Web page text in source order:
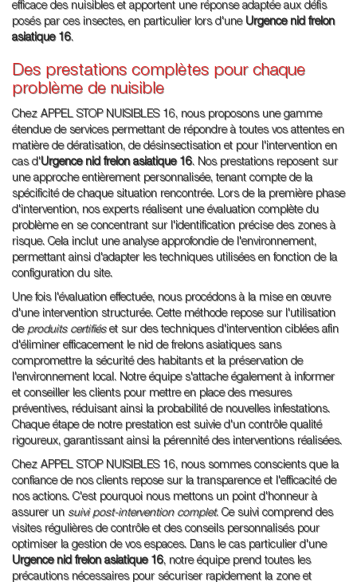
efficace des nuisibles et apportent une réponse adaptée aux défis
posés par ces insectes, en particulier lors d'une Urgence nid frelon
asiatique 16.
Des prestations complètes pour chaque
problème de nuisible
Chez APPEL STOP NUISIBLES 16, nous proposons une gamme
étendue de services permettant de répondre à toutes vos attentes en
matière de dératisation, de désinsectisation et pour l'intervention en
cas d'Urgence nid frelon asiatique 16. Nos prestations reposent sur
une approche entièrement personnalisée, tenant compte de la
spécificité de chaque situation rencontrée. Lors de la première phase
d'intervention, nos experts réalisent une évaluation complète du
problème en se concentrant sur l'identification précise des zones à
risque. Cela inclut une analyse approfondie de l'environnement,
permettant ainsi d'adapter les techniques utilisées en fonction de la
configuration du site.
Une fois l'évaluation effectuée, nous procédons à la mise en œuvre
d'une intervention structurée. Cette méthode repose sur l'utilisation
de produits certifiéset sur des techniques d'intervention ciblées afin
d'éliminer efficacement le nid de frelons asiatiques sans
compromettre la sécurité des habitants et la préservation de
l'environnement local. Notre équipe s'attache également à informer
et conseiller les clients pour mettre en place des mesures
préventives, réduisant ainsi la probabilité de nouvelles infestations.
Chaque étape de notre prestation est suivie d'un contrôle qualité
rigoureux, garantissant ainsi la pérennité des interventions réalisées.
Chez APPEL STOP NUISIBLES 16, nous sommes conscients que la
confiance de nos clients repose sur la transparence et l'efficacité de
nos actions. C'est pourquoi nous mettons un point d'honneur à
assurer un suivi post-intervention complet. Ce suivi comprend des
visites régulières de contrôle et des conseils personnalisés pour
optimiser la gestion de vos espaces. Dans le cas particulier d'une
Urgence nid frelon asiatique 16, notre équipe prend toutes les
précautions nécessaires pour sécuriser rapidement la zone et